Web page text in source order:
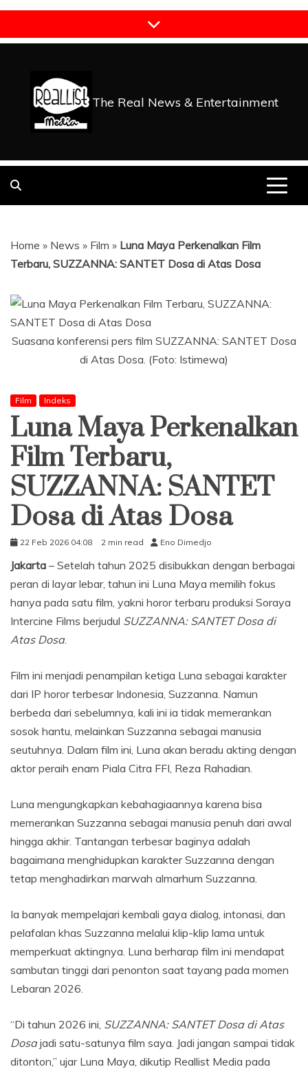
Skip
content
The Real News & Entertainment
Home » News » Film » Luna Maya Perkenalkan Film
Terbaru, SUZZANNA: SANTET Dosa di Atas Dosa
Suasana konferensi pers film SUZZANNA: SANTET Dosa
di Atas Dosa. (Foto: Istimewa)
Film Indeks
Luna Maya Perkenalkan
Film Terbaru,
SUZZANNA: SANTET
Dosa di Atas Dosa
22 Feb 2026 04:08 2 min read Eno Dimedjo
Jakarta – Setelah tahun 2025 disibukkan dengan berbagai
peran di layar lebar, tahun ini Luna Maya memilih fokus
hanya pada satu film, yakni horor terbaru produksi Soraya
Intercine Films berjudul SUZZANNA: SANTET Dosa di
Atas Dosa.
Film ini menjadi penampilan ketiga Luna sebagai karakter
dari IP horor terbesar Indonesia, Suzzanna. Namun
berbeda dari sebelumnya, kali ini ia tidak memerankan
sosok hantu, melainkan Suzzanna sebagai manusia
seutuhnya. Dalam film ini, Luna akan beradu akting dengan
aktor peraih enam Piala Citra FFI, Reza Rahadian.
Luna mengungkapkan kebahagiaannya karena bisa
memerankan Suzzanna sebagai manusia penuh dari awal
hingga akhir. Tantangan terbesar baginya adalah
bagaimana menghidupkan karakter Suzzanna dengan
tetap menghadirkan marwah almarhum Suzzanna.
Ia banyak mempelajari kembali gaya dialog, intonasi, dan
pelafalan khas Suzzanna melalui klip-klip lama untuk
memperkuat aktingnya. Luna berharap film ini mendapat
sambutan tinggi dari penonton saat tayang pada momen
Lebaran 2026.
“Di tahun 2026 ini, SUZZANNA: SANTET Dosa di Atas
Dosajadi satu-satunya film saya. Jadi jangan sampai tidak
ditonton,” ujar Luna Maya, dikutip Reallist Media pada